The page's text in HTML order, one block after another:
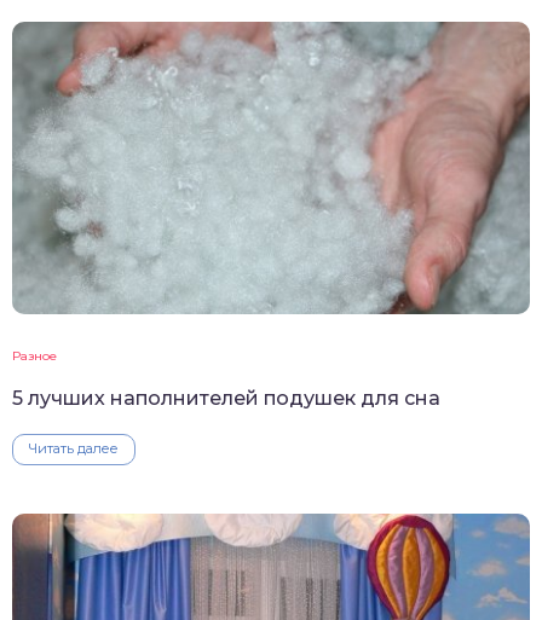
Разное
5 лучших наполнителей подушек для сна
Читать далее